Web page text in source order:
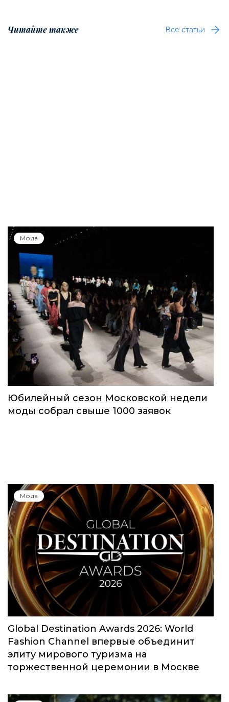
Читайте также Все статьи
Мода
Юбилейный сезон Московской недели
моды собрал свыше 1000 заявок
Мода
Global Destination Awards 2026: World
Fashion Channel впервые объединит
элиту мирового туризма на
торжественной церемонии в Москве